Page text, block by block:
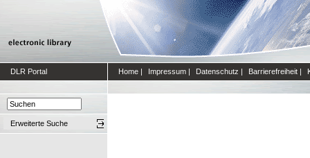
DLR Portal Home | Impressum | Datenschutz | Barrierefreiheit |
Erweiterte Suche